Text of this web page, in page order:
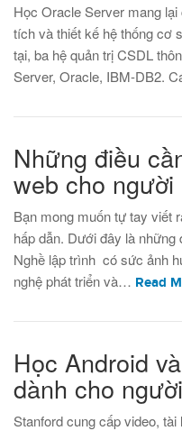
Học Oracle Server mang
tích và thiết kế hệ thống cơ
tại, ba hệ quản trị CSDL
Server, Oracle, IBM-DB2.
Những điều
web cho người
Bạn mong muốn tự tay viết
hấp dẫn. Dưới đây là
Nghề lập trình có sức ảnh
nghệ phát triển và… Read
Học Android
dành cho
Stanford cung cấp video,